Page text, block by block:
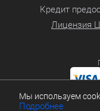
Кредит
Лицензия
Политика в
Мы используем
Подробнее